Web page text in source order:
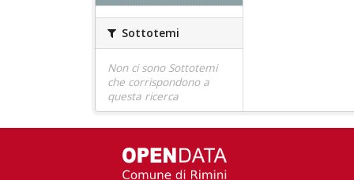
Sottotemi
Non ci sono Sottotemi
che corrispondono a
questa ricerca